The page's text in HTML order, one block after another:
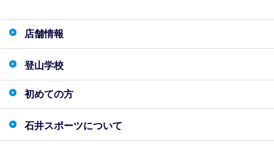
店舗情報
登山学校
初めての方
石井スポーツについて